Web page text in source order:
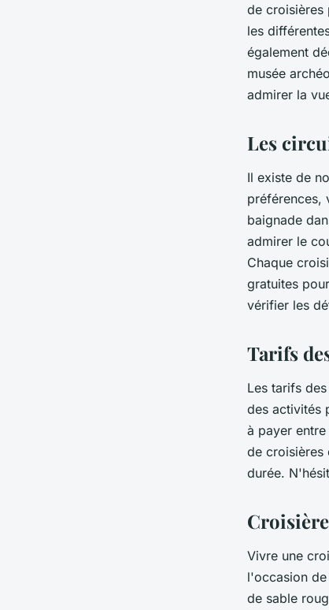
de croisières
les
également
musée
admirer la
Les
Il existe de
préférences,
baignade
admirer le
Chaque
gratuites
vérifier les
Tarifs
Les tarifs
des activités
à payer
de croisières
durée.
Vivre une
l'occasion
de sable